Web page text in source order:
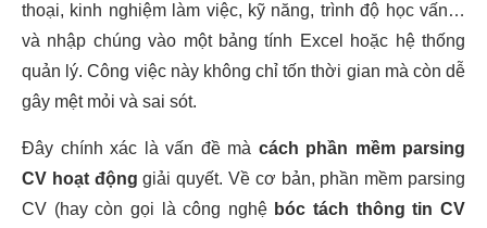
thoại, kinh nghiệm làm việc, kỹ năng, trình độ học vấn…
và nhập chúng vào một bảng tính Excel hoặc hệ thống
quản lý. Công việc này không chỉ tốn thời gian mà còn dễ
gây mệt mỏi và sai sót.
Đây chính xác là vấn đề mà cách phần mềm parsing
CV hoạt động giải quyết. Về cơ bản, phần mềm parsing
CV (hay còn gọi là công nghệ bóc tách thông tin CV